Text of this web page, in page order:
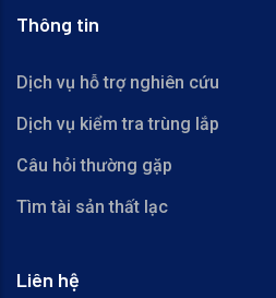
Thông tin
Dịch vụ hỗ trợ nghiên cứu
Dịch vụ kiểm tra trùng lắp
Câu hỏi thường gặp
Tìm tài sản thất lạc
Liên hệ